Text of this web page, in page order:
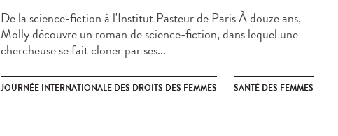
De la science-fiction à l'Institut Pasteur de Paris À douze ans,
Molly découvre un roman de science-fiction, dans lequel une
chercheuse se fait cloner par ses...
JOURNÉE INTERNATIONALE DES DROITS DES FEMMES SANTÉ DES FEMMES